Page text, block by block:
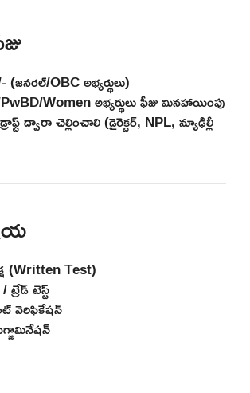
(జనరల్/OBC అభ్యర్థులు)
Women అభ్యర్థులు ఫీజు మినహాయింపు
ద్వారా చెల్లించాలి (డైరెక్టర్, NPL, న్యూఢిల్లీ
(Written Test)
ట్రేడ్ టెస్ట్
వెరిఫికేషన్